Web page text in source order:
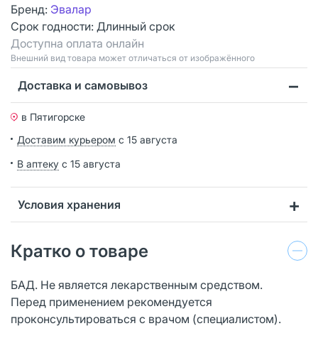
Бренд: Эвалар
Срок годности: Длинный срок
Доступна оплата онлайн
Bнешний вид товара может отличаться от изображённого
Доставка и самовывоз
в Пятигорске
Доставим курьером с 15 августа
В аптеку с 15 августа
Условия хранения
Кратко о товаре
БАД. Не является лекарственным средством.
Перед применением рекомендуется
проконсультироваться с врачом (специалистом).